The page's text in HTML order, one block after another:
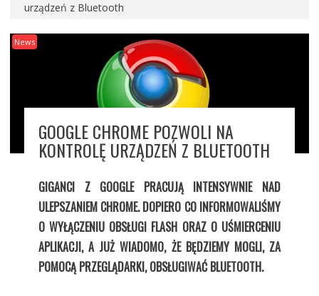
urządzeń z Bluetooth
News
GOOGLE CHROME POZWOLI NA
KONTROLĘ URZĄDZEŃ Z BLUETOOTH
GIGANCI Z GOOGLE PRACUJĄ INTENSYWNIE NAD
ULEPSZANIEM CHROME. DOPIERO CO INFORMOWALIŚMY
O WYŁĄCZENIU OBSŁUGI FLASH ORAZ O UŚMIERCENIU
APLIKACJI, A JUŻ WIADOMO, ŻE BĘDZIEMY MOGLI, ZA
POMOCĄ PRZEGLĄDARKI, OBSŁUGIWAĆ BLUETOOTH.